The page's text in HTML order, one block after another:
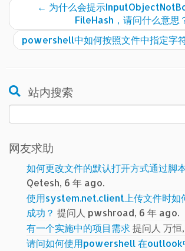
← 为什么会提示
FileHash，请问什么意思
powershell中如何按照文件中指定字
站内搜索
索：
网友求助
如何更改文件的默认打开方式通过脚
Qetesh, 6 年 ago.
使用system.net.client上传文件时如
成功？ 提问人 pwshroad, 6 年 ago.
有一个实施中的项目需求提问人 万
请问如何使用powershell 在outlook